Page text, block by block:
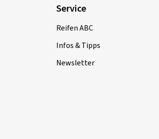
Service
Reifen ABC
Infos & Tipps
Newsletter